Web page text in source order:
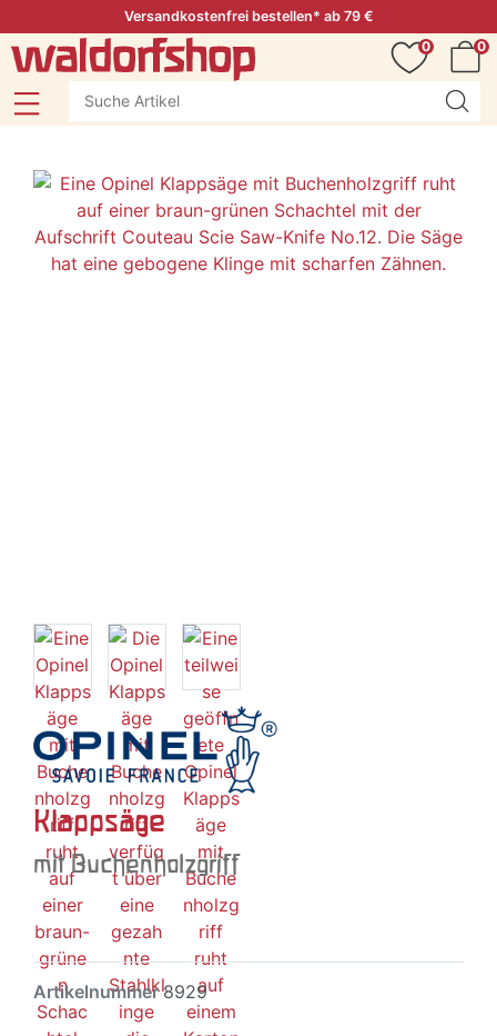
Versandkostenfrei bestellen* ab 79 €
0
0
Klappsäge
mit Buchenholzgriff
Artikelnummer8929